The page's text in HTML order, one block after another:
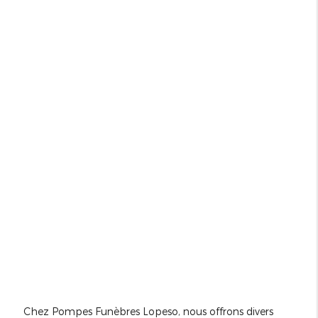
Chez Pompes Funèbres Lopeso, nous offrons divers